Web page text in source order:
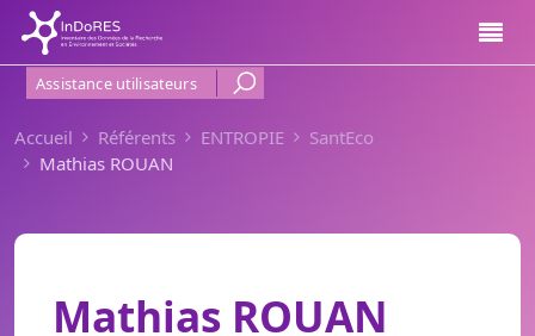
Aller au contenu principal
Menu Haut de page
Assistance utilisateurs
Accueil Référents ENTROPIE
SantEco
Mathias ROUAN
Mathias ROUAN